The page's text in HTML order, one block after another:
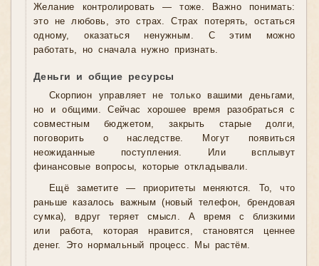
Желание контролировать — тоже. Важно понимать:
это не любовь, это страх. Страх потерять, остаться
одному, оказаться ненужным. С этим можно
работать, но сначала нужно признать.
Деньги и общие ресурсы
Скорпион управляет не только вашими деньгами,
но и общими. Сейчас хорошее время разобраться с
совместным бюджетом, закрыть старые долги,
поговорить о наследстве. Могут появиться
неожиданные поступления. Или всплывут
финансовые вопросы, которые откладывали.
Ещё заметите — приоритеты меняются. То, что
раньше казалось важным (новый телефон, брендовая
сумка), вдруг теряет смысл. А время с близкими
или работа, которая нравится, становятся ценнее
денег. Это нормальный процесс. Мы растём.